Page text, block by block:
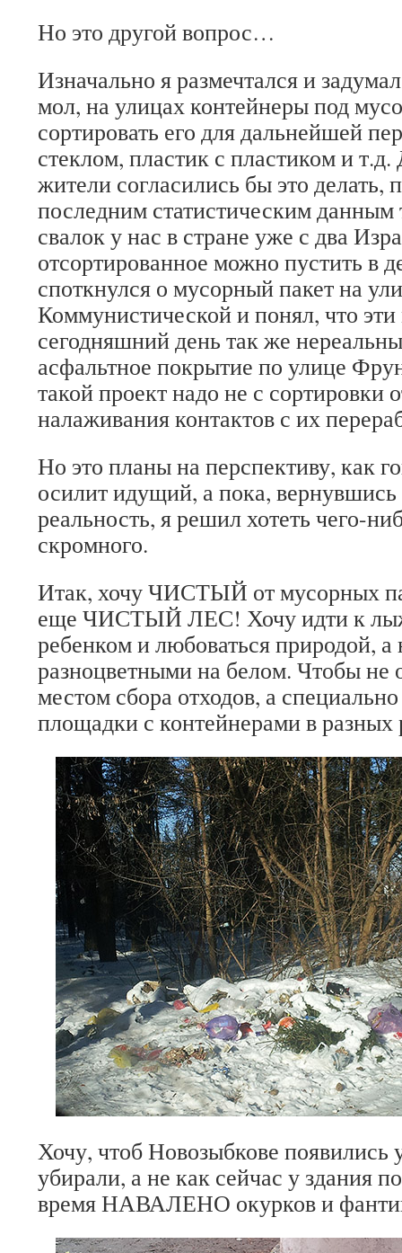
Но это другой вопрос…
Изначально я размечтался и
мол, на улицах контейнеры под
сортировать его для дальнейшей
стеклом, пластик с пластиком и
жители согласились бы это делать,
последним статистическим
свалок у нас в стране уже с два
отсортированное можно пустить в
споткнулся о мусорный пакет на
Коммунистической и понял, что
сегодняшний день так же
асфальтное покрытие по улице
такой проект надо не с сортировки
налаживания контактов с их
Но это планы на перспективу, как
осилит идущий, а пока, вернувшись
реальность, я решил хотеть чего-
скромного.
Итак, хочу ЧИСТЫЙ от мусорных
еще ЧИСТЫЙ ЛЕС! Хочу идти к
ребенком и любоваться природой,
разноцветными на белом. Чтобы не
местом сбора отходов, а
площадки с контейнерами в разных
Хочу, чтоб Новозыбкове появились
убирали, а не как сейчас у здания
время НАВАЛЕНО окурков и